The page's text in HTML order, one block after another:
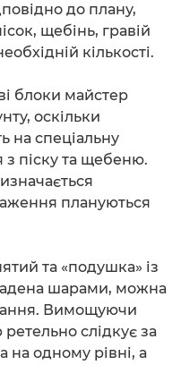
до плану,
щебінь, гравій
кількості.
блоки майстер
оскільки
на спеціальну
з піску та щебеню.
плануються
та «подушка» із
шарами, можна
Вимощуючи
слідкує за
на одному рівні, а